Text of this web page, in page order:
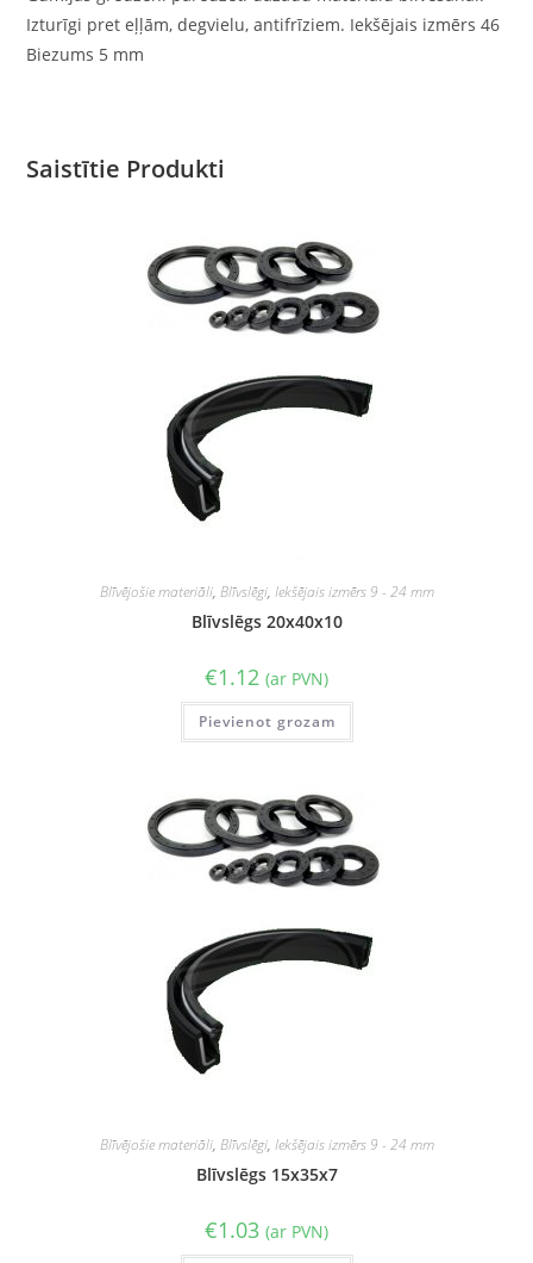
Izturīgi pret eļļām, degvielu, antifrīziem. Iekšējais izmērs 46
Biezums 5 mm
Saistītie Produkti
Blīvējošie materiāli, Blīvslēgi, Iekšējais izmērs 9 - 24 mm
Blīvslēgs 20x40x10
€1.12 (ar PVN)
Pievienot grozam
Blīvējošie materiāli, Blīvslēgi, Iekšējais izmērs 9 - 24 mm
Blīvslēgs 15x35x7
€1.03 (ar PVN)